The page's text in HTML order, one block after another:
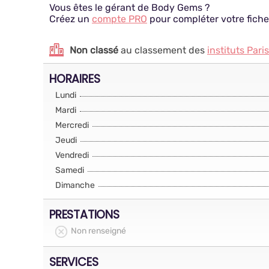
Vous êtes le gérant de Body Gems ?
Créez un compte PRO pour compléter votre
Non classé au classement des instituts Paris
HORAIRES
Lundi
Mardi
Mercredi
Jeudi
Vendredi
Samedi
Dimanche
PRESTATIONS
Non renseigné
SERVICES